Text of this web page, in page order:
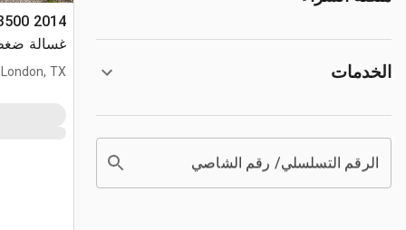
الخدمات
الرقم التسلسلي/ رقم الشاصي
غسالة
TX